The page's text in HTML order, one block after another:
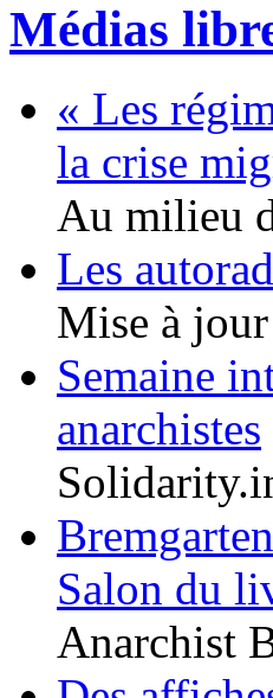
Médias
« Les
la crise
Au milieu
Les
Mise à
Semaine
anarchistes
Salon du
Anarchist